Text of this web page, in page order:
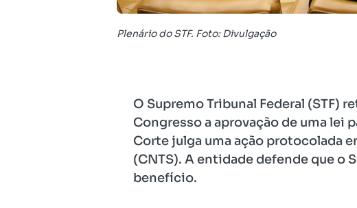
Plenário do STF. Foto: Divulgação
O Supremo Tribunal Federal (STF)
Congresso a aprovação de uma lei
Corte julga uma ação protocolada
(CNTS). A entidade defende que o
benefício.